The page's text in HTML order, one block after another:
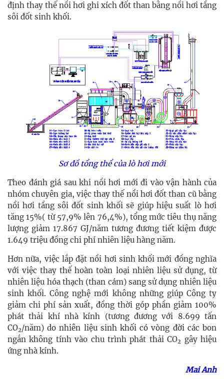
định thay thế nồi hơi ghi xích đốt than bằng nồi hơi tầng
sôi đốt sinh khối.
Sơ đồ tổng thể của lò hơi mới
Theo đánh giá sau khi nồi hơi mới đi vào vận hành của
nhóm chuyên gia, việc thay thế nồi hơi đốt than cũ bằng
nồi hơi tầng sôi đốt sinh khối sẽ giúphiệu suất lò hơi
tăng 15%( từ 57,9% lên 76,4%), tổng mức tiêu thụ năng
lượng giảm 17.867 GJ/năm tương đương tiết kiệm được
1.649 triệu đồng chi phí nhiên liệu hàng năm.
Hơn nữa, việc lắp đặt nồi hơi sinh khối mới đồng nghĩa
với việc thay thế hoàn toàn loại nhiên liệu sử dụng, từ
nhiên liệu hóa thạch (than cám) sang sử dụng nhiên liệu
sinh khối. Công nghệ mới không những giúp Công ty
giảm chi phí sản xuất, đồng thời góp phần giảm 100%
phát thải khí nhà kính (tương đương với 8.699 tấn
CO2/năm) do nhiên liệu sinh khối có vòng đời các bon
ngắn không tính vào chu trình phát thải CO2 gây hiệu
ứng nhà kính.
Mai Anh